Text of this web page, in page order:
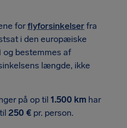
forflyforsinkelserfra
i den europæiske
og bestemmes af
længde, ikke
på op til 1.500 km har
250 € pr. person.